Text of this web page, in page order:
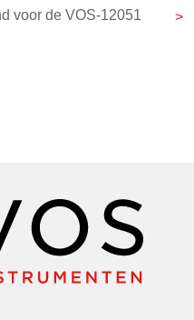
voor de VOS-12051